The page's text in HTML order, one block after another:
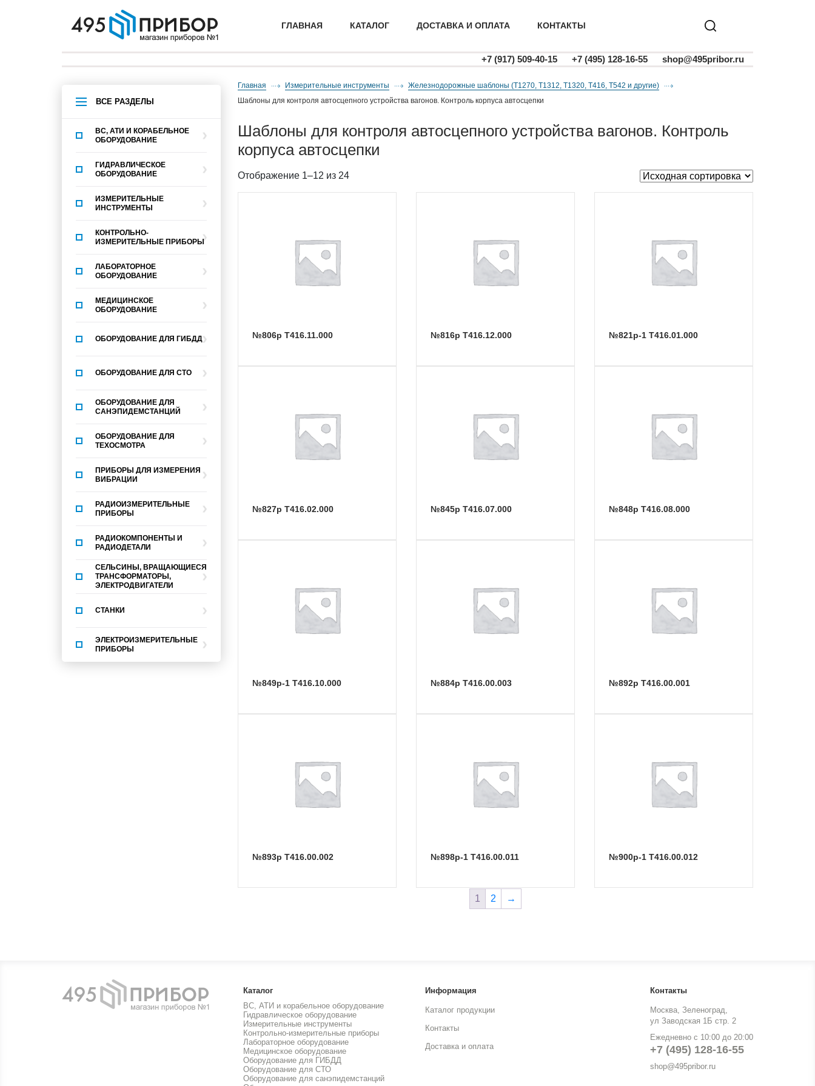
ГЛАВНАЯ КАТАЛОГ ДОСТАВКА И ОПЛАТА КОНТАКТЫ
+7 (917) 509-40-15 +7 (495) 128-16-55 shop@495pribor.ru
ВСЕ РАЗДЕЛЫ
ВС, АТИ И КОРАБЕЛЬНОЕ
ОБОРУДОВАНИЕ
ГИДРАВЛИЧЕСКОЕ
ОБОРУДОВАНИЕ
ИЗМЕРИТЕЛЬНЫЕ
ИНСТРУМЕНТЫ
КОНТРОЛЬНО-
ИЗМЕРИТЕЛЬНЫЕ ПРИБОРЫ
ЛАБОРАТОРНОЕ
ОБОРУДОВАНИЕ
МЕДИЦИНСКОЕ
ОБОРУДОВАНИЕ
ОБОРУДОВАНИЕ ДЛЯ ГИБДД
ОБОРУДОВАНИЕ ДЛЯ СТО
ОБОРУДОВАНИЕ ДЛЯ
САНЭПИДЕМСТАНЦИЙ
ОБОРУДОВАНИЕ ДЛЯ
ТЕХОСМОТРА
ПРИБОРЫ ДЛЯ ИЗМЕРЕНИЯ
ВИБРАЦИИ
РАДИОИЗМЕРИТЕЛЬНЫЕ
ПРИБОРЫ
РАДИОКОМПОНЕНТЫ И
РАДИОДЕТАЛИ
СЕЛЬСИНЫ, ВРАЩАЮЩИЕСЯ
ТРАНСФОРМАТОРЫ,
ЭЛЕКТРОДВИГАТЕЛИ
СТАНКИ
ЭЛЕКТРОИЗМЕРИТЕЛЬНЫЕ
ПРИБОРЫ
Главная Измерительные инструменты
железнодорожные шаблоны (Т1270, Т1312, Т1320, Т416, Т542 и другие)
шаблоны для контроля автосцепного устройства вагонов. Контроль корпуса автосцепки
шаблоны для контроля автосцепного устройства вагонов. Контроль
корпуса автосцепки
Отображение 1–12 из 24
№806р Т416.11.000 №816р Т416.12.000 №821р-1 Т416.01.000
№827р Т416.02.000 №845р Т416.07.000 №848р Т416.08.000
№849р-1 Т416.10.000 №884р Т416.00.003 №892р Т416.00.001
№893р Т416.00.002 №898р-1 Т416.00.011 №900р-1 Т416.00.012
1 2 →
Каталог
ВС, АТИ и корабельное оборудование
Гидравлическое оборудование
Измерительные инструменты
Контрольно-измерительные приборы
Лабораторное оборудование
Медицинское оборудование
Оборудование для ГИБДД
Оборудование для СТО
Оборудование для санэпидемстанций
Информация
Каталог продукции
Контакты
Доставка и оплата
Контакты
Москва, Зеленоград,
ул Заводская 1Б стр. 2
Ежедневно с 10:00 до 20:00
+7 (495) 128-16-55
shop@495pribor.ru